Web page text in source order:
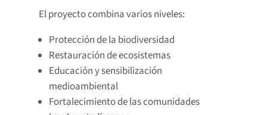
El proyecto combina varios niveles:
Protección de la biodiversidad
Restauración de ecosistemas
Educación y sensibilización
medioambiental
Fortalecimiento de las comunidades